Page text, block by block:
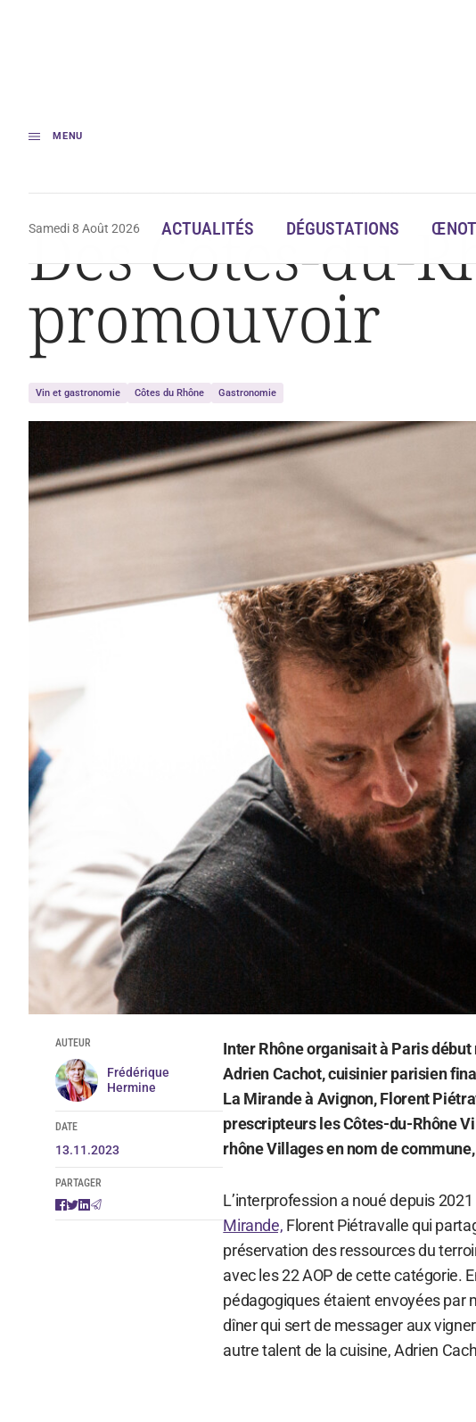
MENU
Samedi 8 Août 2026 ACTUALITÉS DÉGUSTATIONS
Accueil Actualités Des Côtes-du-Rhône Villages Nommés à promouvoir
Des Côtes-du-
promouvoir
Vin et gastronomie Côtes du Rhône Gastronomie
AUTEUR
Frédérique
Hermine
DATE
13.11.2023
PARTAGER
Inter Rhône organisait à Paris
Adrien Cachot, cuisinier parisien
La Mirande à Avignon, Florent
prescripteurs les Côtes-du-Rhône
rhône Villages en nom de
L’interprofession a noué depuis
Mirande, Florent Piétravalle qui
préservation des ressources du
avec les 22 AOP de cette catégorie.
pédagogiques étaient envoyées par
dîner qui sert de messager aux
autre talent de la cuisine, Adrien